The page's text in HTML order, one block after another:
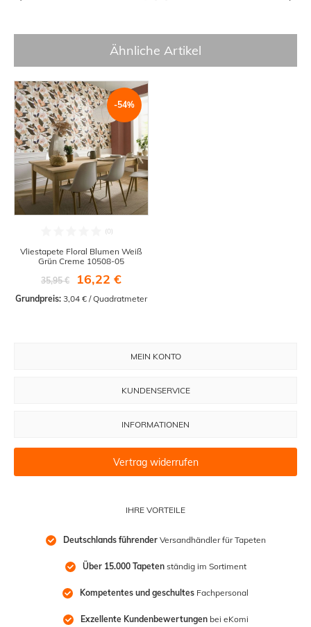
Ähnliche Artikel
-54%
Vliestapete Floral Blumen Weiß
Grün Creme 10508-05
35,95 €
16,22 €
Grundpreis: 3,04 € / Quadratmeter
IHRE VORTEILE
Deutschlands führender Versandhändler für Tapeten
Über 15.000 Tapeten ständig im Sortiment
Kompetentes und geschultes Fachpersonal
Exzellente Kundenbewertungen bei eKomi
MEIN KONTO
KUNDENSERVICE
INFORMATIONEN
Vertrag widerrufen